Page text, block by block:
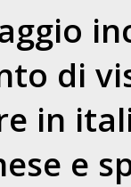
di
in
e